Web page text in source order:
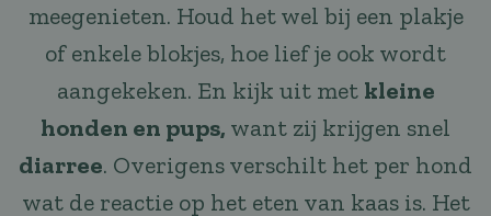
meegenieten. Houd het wel bij een plakje
of enkele blokjes, hoe lief je ook wordt
aangekeken. En kijk uit met kleine
honden en pups, want zij krijgen snel
diarree. Overigens verschilt het per hond
wat de reactie op het eten van kaas is. Het